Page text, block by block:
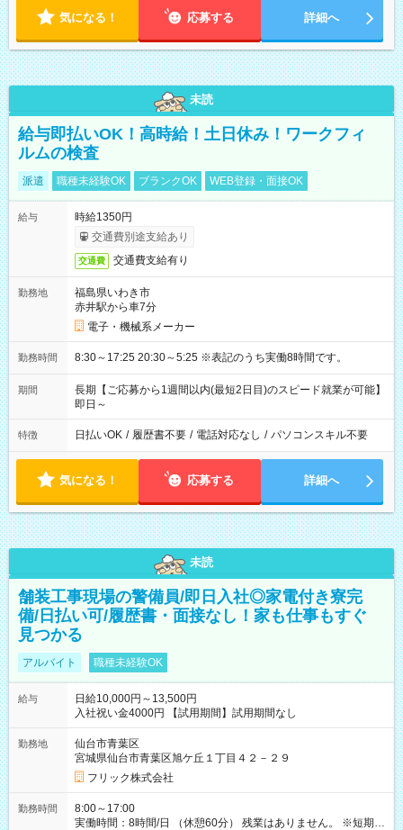
気になる！ 応募する 詳細へ
未読
給与即払いOK！高時給！土日休み！ワークフィ
ルムの検査
派遣 職種未経験OK ブランクOK WEB登録・面接OK
給与
時給1350円
交通費別途支給あり
交通費 交通費支給有り
勤務地
福島県いわき市
赤井駅から車7分
電子・機械系メーカー
勤務時間 8:30～17:25 20:30～5:25 ※表記のうち実働8時間です。
期間
長期【ご応募から1週間以内(最短2日目)のスピード就業が可能】
即日～
特徴 日払いOK / 履歴書不要 / 電話対応なし / パソコンスキル不要
気になる！ 応募する 詳細へ
未読
舗装工事現場の警備員/即日入社◎家電付き寮完
備/日払い可/履歴書・面接なし！家も仕事もすぐ
見つかる
アルバイト 職種未経験OK
給与
日給10,000円～13,500円
入社祝い金4000円 【試用期間】試用期間なし
勤務地
仙台市青葉区
宮城県仙台市青葉区旭ケ丘１丁目４２－２９
フリック株式会社
勤務時間
8:00～17:00
実働時間：8時間/日 （休憩60分） 残業はありません。 ※短期の